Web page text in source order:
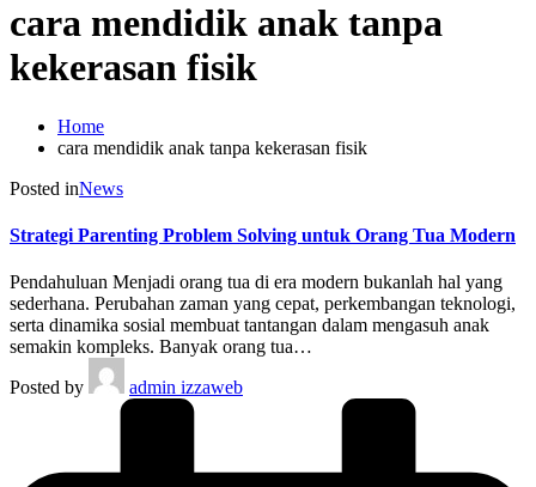
cara mendidik anak tanpa
kekerasan fisik
Home
cara mendidik anak tanpa kekerasan fisik
Posted inNews
Strategi Parenting Problem Solving untuk Orang Tua Modern
Pendahuluan Menjadi orang tua di era modern bukanlah hal yang
sederhana. Perubahan zaman yang cepat, perkembangan teknologi,
serta dinamika sosial membuat tantangan dalam mengasuh anak
semakin kompleks. Banyak orang tua…
Posted by
admin izzaweb